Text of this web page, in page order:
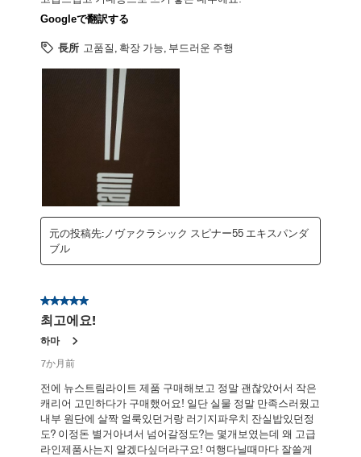
Googleで翻訳する
長所 고품질, 확장 가능, 부드러운 주행
元の投稿先:ノヴァクラシック スピナー55 エキスパンダ
ブル
星5／5個です。
최고에요!
하마
7か月前
전에 뉴스트림라이트 제품 구매해보고 정말 괜찮았어서 작은
캐리어 고민하다가 구매했어요! 일단 실물 정말 만족스러웠고
내부 원단에 살짝 얼룩있던거랑 러기지파우치 잔실밥있던정
도? 이정돈 별거아녀서 넘어갈정도?는 몇개보였는데 왜 고급
라인제품사는지 알겠다싶더라구요! 여행다닐때마다 잘쓸게